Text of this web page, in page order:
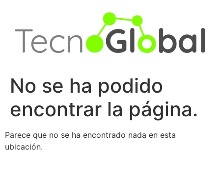
contenido
No se ha podido
encontrar la página.
Parece que no se ha encontrado nada en esta
ubicación.